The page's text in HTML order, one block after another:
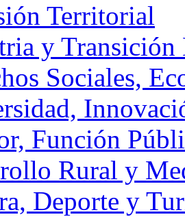
Territorial
y
Sociales,
Función
Rural y
Deporte y